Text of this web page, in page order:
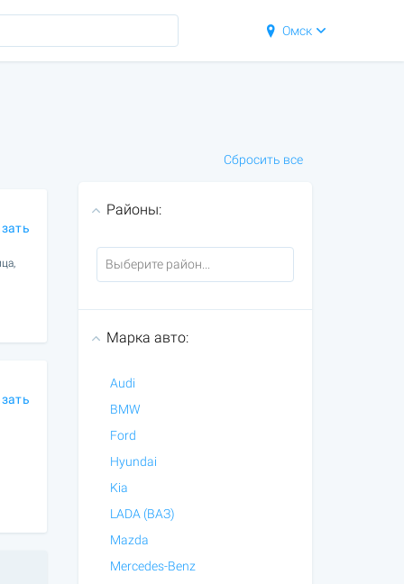
Омск
Сбросить все
Районы:
Марка авто:
Audi
BMW
Ford
Hyundai
Kia
LADA (ВАЗ)
Mazda
Mercedes-Benz